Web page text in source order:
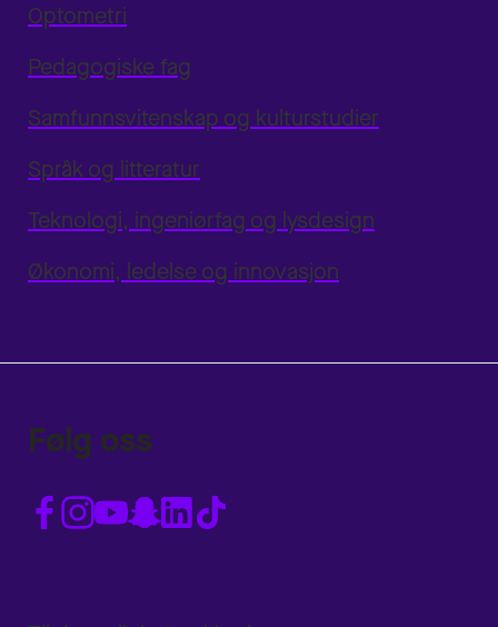
Optometri
Pedagogiske fag
Samfunnsvitenskap og kulturstudier
Språk og litteratur
Teknologi, ingeniørfag og lysdesign
Økonomi, ledelse og innovasjon
Følg oss